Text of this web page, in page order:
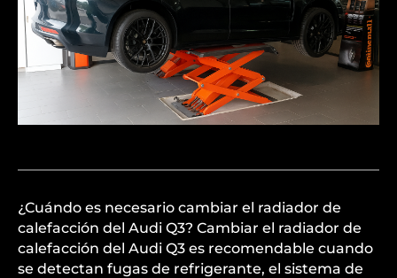
¿Cuándo es necesario cambiar el radiador de
calefacción del Audi Q3? Cambiar el radiador de
calefacción del Audi Q3 es recomendable cuando
se detectan fugas de refrigerante, el sistema de